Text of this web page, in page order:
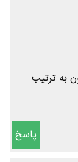
به ترتیب
پاسخ